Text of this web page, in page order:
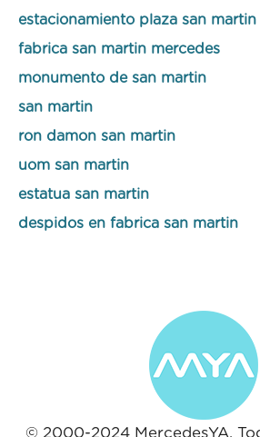
estacionamiento plaza san martin
fabrica san martin mercedes
monumento de san martin
san martin
ron damon san martin
uom san martin
estatua san martin
despidos en fabrica san martin
© 2000-2024 MercedesYA.